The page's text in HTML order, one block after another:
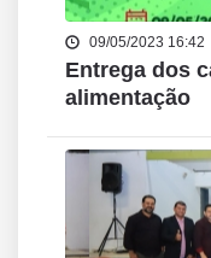
09/05/2023 16:42
Entrega dos
alimentação